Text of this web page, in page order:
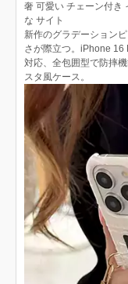
奢 可愛い チェーン付き
な サイト
新作のグラデーション
さが際立つ。iPhone
対応、全包囲型で防摔
スタ風ケース。